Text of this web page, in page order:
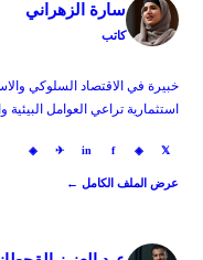
سارة الزهراني
كاتب
خبيرة في الاقتصاد السلوكي
استثمارية تراعي العوامل البيئية
𝕏
◈
f
in
✈
◈
عرض الملف الكامل ←